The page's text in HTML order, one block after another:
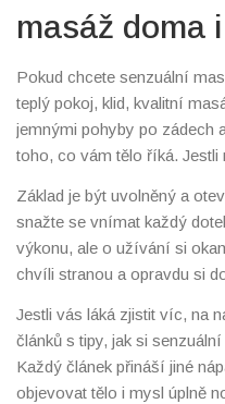
masáž doma
Pokud chcete senzuální
teplý pokoj, klid, kvalitní
jemnými pohyby po zádech
toho, co vám tělo říká.
masérka nebo masér umí
Základ je být uvolněný a
snažte se vnímat každý
výkonu, ale o užívání si
chvíli stranou a opravdu si
Jestli vás láká zjistit víc, na
článků s tipy, jak si
Každý článek přináší jiné
objevovat tělo i mysl úplně